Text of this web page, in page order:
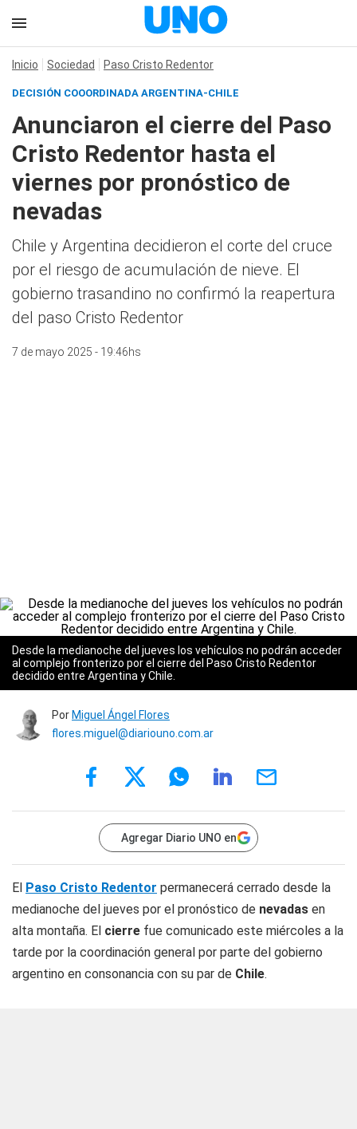
Inicio Sociedad Paso Cristo Redentor
DECISIÓN COOORDINADA ARGENTINA-CHILE
Anunciaron el cierre del Paso
Cristo Redentor hasta el
viernes por pronóstico de
nevadas
Chile y Argentina decidieron el corte del cruce
por el riesgo de acumulación de nieve. El
gobierno trasandino no confirmó la reapertura
del paso Cristo Redentor
7 de mayo 2025 - 19:46hs
Desde la medianoche del jueves los vehículos no podrán acceder
al complejo fronterizo por el cierre del Paso Cristo Redentor
decidido entre Argentina y Chile.
Por Miguel Ángel Flores
flores.miguel@diariouno.com.ar
Agregar Diario UNO en
El Paso Cristo Redentor permanecerá cerrado desde la
medianoche del jueves por el pronóstico de nevadas en
alta montaña. El cierre fue comunicado este miércoles a la
tarde por la coordinación general por parte del gobierno
argentino en consonancia con su par de Chile.